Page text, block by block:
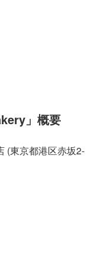
」概要
(東京都港区赤坂2-